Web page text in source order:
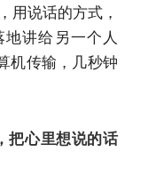
用说话的方式，
讲给另一个人
机传输，几秒钟
把心里想说的话